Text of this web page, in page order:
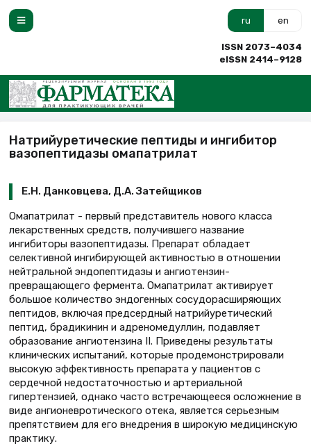
ru en
ISSN 2073–4034
eISSN 2414–9128
Натрийуретические пептиды и ингибитор
вазопептидазы омапатрилат
Е.Н. Данковцева, Д.А. Затейщиков
Омапатрилат - первый представитель нового класса
лекарственных средств, получившего название
ингибиторы вазопептидазы. Препарат обладает
селективной ингибирующей активностью в отношении
нейтральной эндопептидазы и ангиотензин-
превращающего фермента. Омапатрилат активирует
большое количество эндогенных сосудорасширяющих
пептидов, включая предсердный натрийуретический
пептид, брадикинин и адреномедуллин, подавляет
образование ангиотензина II. Приведены результаты
клинических испытаний, которые продемонстрировали
высокую эффективность препарата у пациентов с
сердечной недостаточностью и артериальной
гипертензией, однако часто встречающееся осложнение в
виде ангионевротического отека, является серьезным
препятствием для его внедрения в широкую медицинскую
практику.